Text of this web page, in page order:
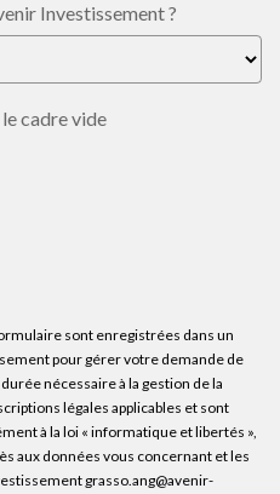
Investissement ?
cadre vide
sont enregistrées dans un
pour gérer votre demande de
nécessaire à la gestion de la
légales applicables et sont
à la loi « informatique et libertés »,
aux données vous concernant et les
grasso.ang@avenir-